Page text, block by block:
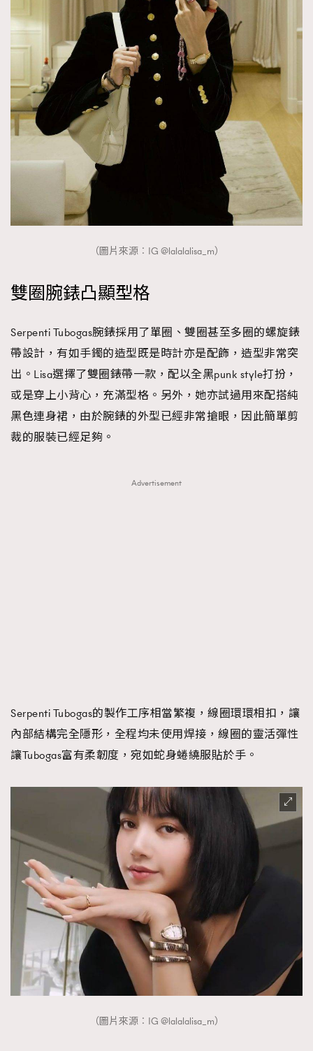
AFrenchMind
DressLikeAParisienne
EmpowerF
FashionWeek FigaroAesthetic
（圖片來源︰IG @lalalalisa_m）
雙圈腕錶凸顯型格
Serpenti Tubogas腕錶採用了單圈、雙圈甚至多圈的螺旋錶
帶設計，有如手鐲的造型既是時計亦是配飾，造型非常突
出。Lisa選擇了雙圈錶帶一款，配以全黑punk style打扮，
或是穿上小背心，充滿型格。另外，她亦試過用來配搭純
黑色連身裙，由於腕錶的外型已經非常搶眼，因此簡單剪
裁的服裝已經足夠。
Advertisement
Serpenti Tubogas的製作工序相當繁複，線圈環環相扣，讓
內部結構完全隱形，全程均未使用焊接，線圈的靈活彈性
讓Tubogas富有柔韌度，宛如蛇身蜷繞服貼於手。
（圖片來源︰IG @lalalalisa_m）